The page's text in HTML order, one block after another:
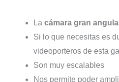
La cámara gran
Si lo que necesitas es
videoporteros de esta
Son muy escalables
Nos permite poder